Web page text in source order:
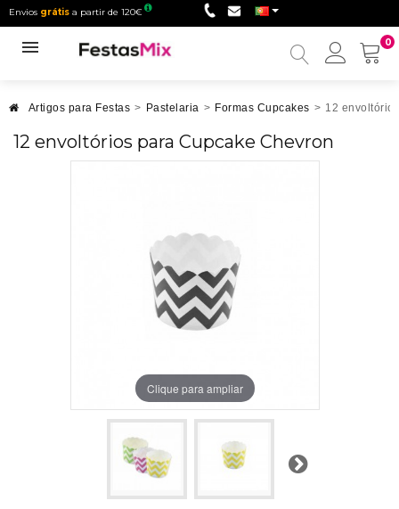
Envios grátis a partir de 120€
0
Minha
Artigos para Festas > Pastelaria > Formas Cupcakes > 12
12 envoltórios para Cupcake Chevron
Clique para ampliar
Próximo